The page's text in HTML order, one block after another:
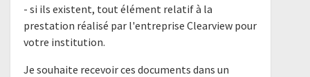
- si ils existent, tout élément relatif à la
prestation réalisé par l'entreprise Clearview pour
votre institution.
Je souhaite recevoir ces documents dans un